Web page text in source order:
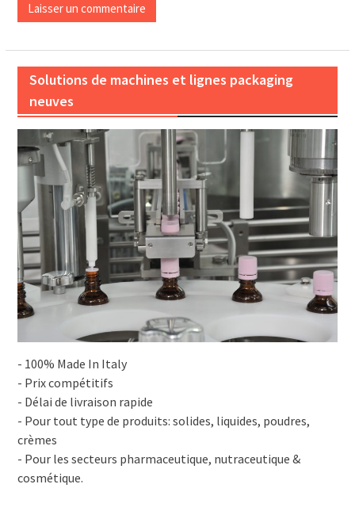
Solutions de machines et lignes packaging
neuves
- 100% Made In Italy
- Prix compétitifs
- Délai de livraison rapide
- Pour tout type de produits: solides, liquides, poudres,
crèmes
- Pour les secteurs pharmaceutique, nutraceutique &
cosmétique.